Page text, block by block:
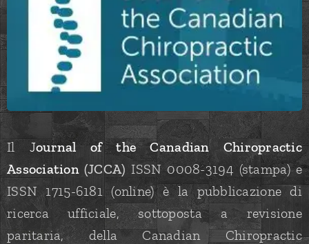
Il Journal of the Canadian Chiropractic
Association(JCCA) ISSN 0008-3194 (stampa) e
ISSN 1715-6181 (online) è la pubblicazione di
ricerca ufficiale, sottoposta a revisione
paritaria, della Canadian Chiropractic